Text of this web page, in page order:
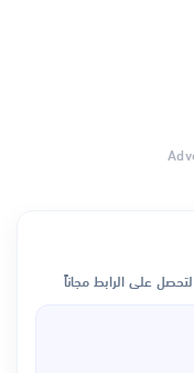
لتحصل على الرابط مجاناً